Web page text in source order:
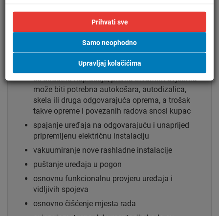
jedinice, pri čemu je u standardnu montažu
uključeno postavljanje vanjske jedinice na
visini do 5 metara od sigurne i stabilne podloge
s koje se rad izvodi
metara nije uključena u standardnu montažu te
se dodatno naplaćuje; prema stvarnim uvjetima
može biti potrebna autokošara, autodizalica,
skela ili druga odgovarajuća oprema, a trošak
takve opreme i povezanih radova snosi kupac
spajanje uređaja na odgovarajuću i unaprijed
pripremljenu električnu instalaciju
vakuumiranje nove rashladne instalacije
puštanje uređaja u pogon
osnovnu funkcionalnu provjeru uređaja i
vidljivih spojeva
osnovno čišćenje mjesta rada
Prihvati sve
Samo neophodno
Upravljaj kolačićima